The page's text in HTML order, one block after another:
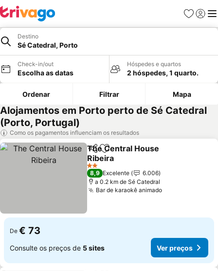
Favoritos
Iniciar
Destino
Sé Catedral, Porto
Check-in/out
Escolha as datas
Hóspedes e quartos
2 hóspedes, 1 quarto.
Ordenar Filtrar Mapa
Alojamentos em Porto perto de Sé Catedral
(Porto, Portugal)
Como os pagamentos influenciam os resultados
PartilharAdicionar aos favoritos
The Central House
Ribeira
Ver preços
2 Estrelas
8,9 Excelente
6.006
a 0.2 km de Sé Catedral
Bar de karaokê animadoVer preços
De € 73
Consulte os preços de 5 sites Ver preços